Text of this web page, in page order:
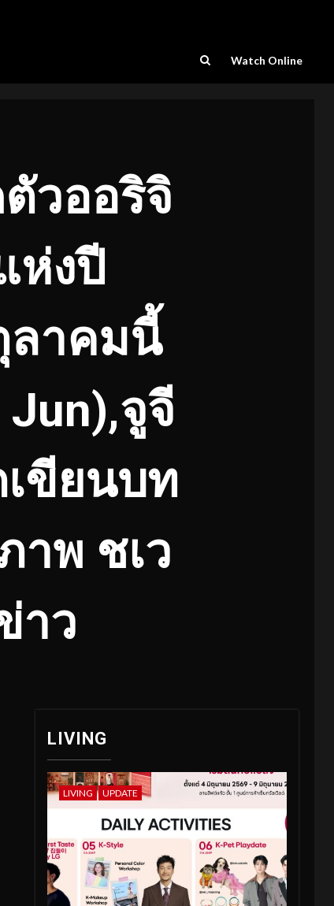
Watch Online
วออริจิ
ห่งปี
ลาคมนี้
จูจี
ขียนบท
าพ ชเว
าว
LIVING
LIVING UPDATE